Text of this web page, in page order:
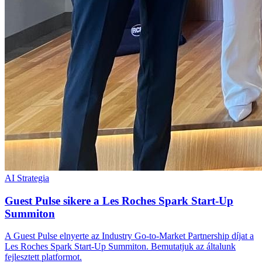
AI Strategia
Guest Pulse sikere a Les Roches Spark Start-Up
Summiton
A Guest Pulse elnyerte az Industry Go-to-Market Partnership díjat a
Les Roches Spark Start-Up Summiton. Bemutatjuk az általunk
fejlesztett platformot.